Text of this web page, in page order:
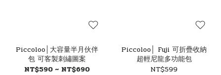
Piccoloo│大容量半月伙伴
包 可客製刺繡圖案
NT$590 ~ NT$690
Piccoloo│ Fuji 可折疊收納
超輕尼龍多功能包
NT$599